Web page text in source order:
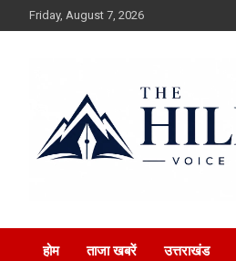
to
Friday, August 7, 2026
The Hillpost
होम ताजा खबरें उत्तराखंड